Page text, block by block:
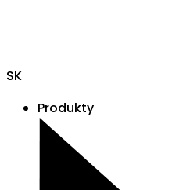
SK
Produkty